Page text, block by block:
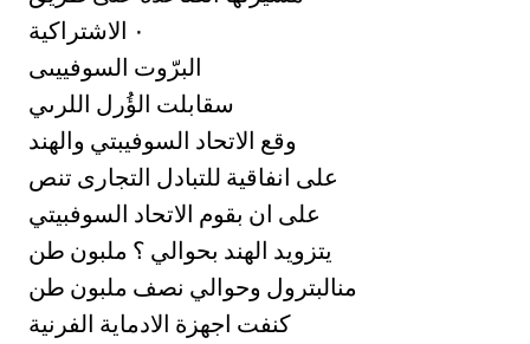
الاشتراكية ‎٠‏
البرّوت السوفييىى
سقابلت الؤُرل اللرىي
وقع الاتحاد السوفيبتي والهند
على انفاقية للتبادل التجارى تنص
على ان بقوم الاتحاد السوفبيتي
يتزويد الهند بحوالي ؟ ملبون طن
منالبترول وحوالي نصف ملبون طن
كنفت اجهزة الادماية الفرنية